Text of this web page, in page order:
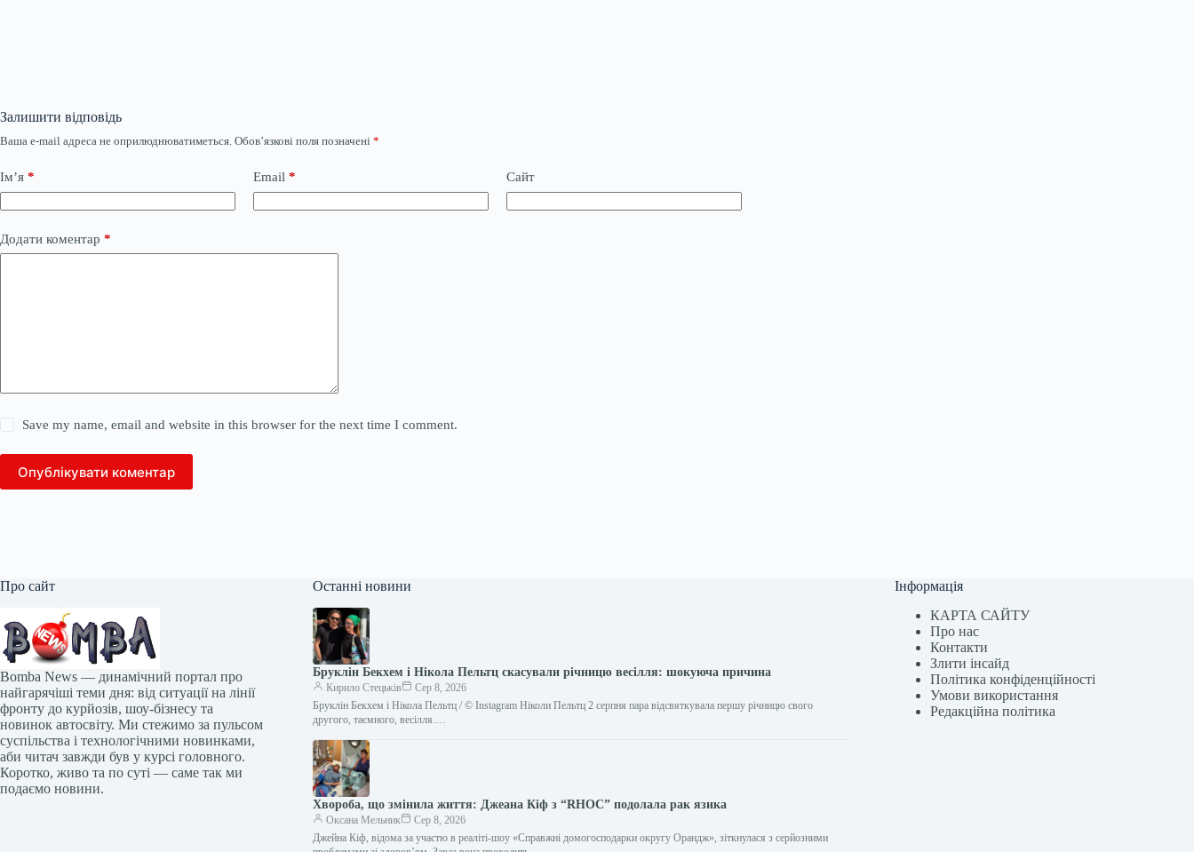
Залишити відповідь
Ваша e-mail адреса не оприлюднюватиметься. Обов’язкові поля позначені *
Ім’я * Email * Сайт
Додати коментар *
Save my name, email and website in this browser for the next time I comment.
Опублікувати коментар
Про сайт
Bomba News — динамічний портал про
найгарячіші теми дня: від ситуації на лінії
фронту до курйозів, шоу-бізнесу та
новинок автосвіту. Ми стежимо за пульсом
суспільства і технологічними новинками,
аби читач завжди був у курсі головного.
Коротко, живо та по суті — саме так ми
подаємо новини.
Останні новини
Бруклін Бекхем і Нікола Пельтц скасували річницю весілля: шокуюча причина
Кирило Стецьків
Сер 8, 2026
Бруклін Бекхем і Нікола Пельтц / © Instagram Ніколи Пельтц 2 серпня пара відсвяткувала першу річницю свого
другого, таємного, весілля.…
Хвороба, що змінила життя: Джеана Кіф з “RHOC” подолала рак язика
Оксана Мельник
Сер 8, 2026
Джейна Кіф, відома за участю в реаліті-шоу «Справжні домогосподарки округу Орандж», зіткнулася з серйозними
Інформація
КАРТА САЙТУ
Про нас
Контакти
Злити інсайд
Політика конфіденційності
Умови використання
Редакційна політика